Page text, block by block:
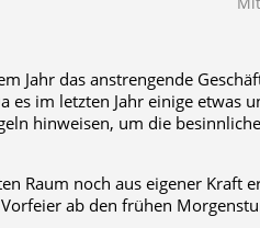
Jahr das anstrengende
es im letzten Jahr einige etwas
hinweisen, um die
Raum noch aus eigener Kraft
ab den frühen